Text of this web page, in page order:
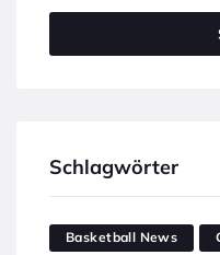
Schlagwörter
Basketball News